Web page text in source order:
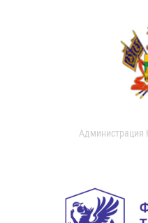
Администрация